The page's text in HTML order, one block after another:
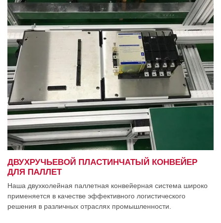
ДВУХРУЧЬЕВОЙ ПЛАСТИНЧАТЫЙ КОНВЕЙЕР
ДЛЯ ПАЛЛЕТ
Наша двухколейная паллетная конвейерная система широко
применяется в качестве эффективного логистического
решения в различных отраслях промышленности.